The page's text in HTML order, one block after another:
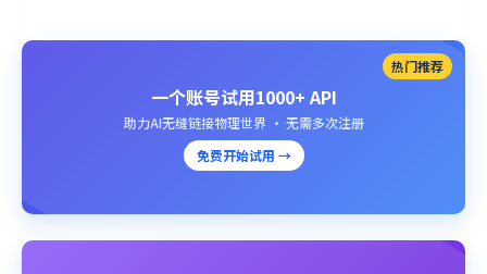
热门推荐
一个账号试用1000+ API
助力AI无缝链接物理世界 · 无需多次注册
免费开始试用 →